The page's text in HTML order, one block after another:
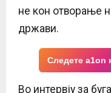
не кон отворање
држави.
Следете a1on
Во интервју за